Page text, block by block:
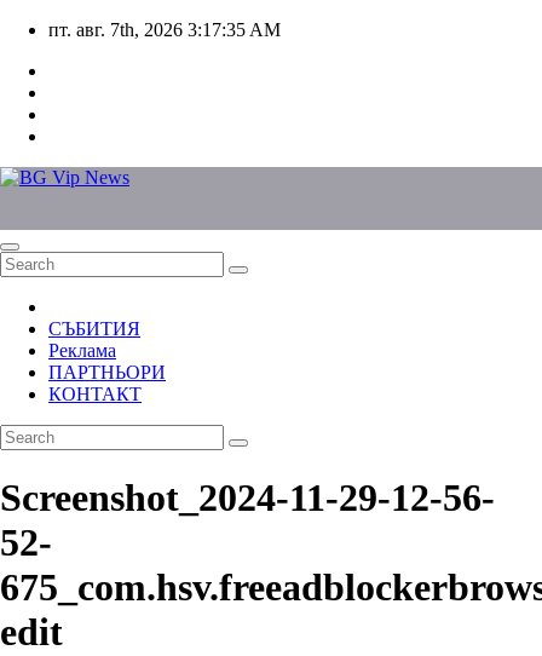
Skip
content
пт. авг. 7th, 2026 3:17:35 AM
СЪБИТИЯ
Реклама
ПАРТНЬОРИ
КОНТАКТ
Screenshot_2024-11-29-12-56-
52-
edit